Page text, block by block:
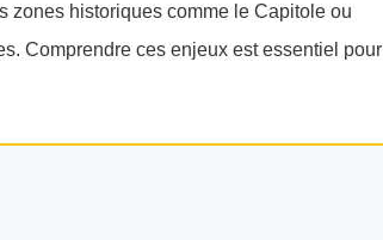
zones historiques comme le Capitole ou
Comprendre ces enjeux est essentiel pour